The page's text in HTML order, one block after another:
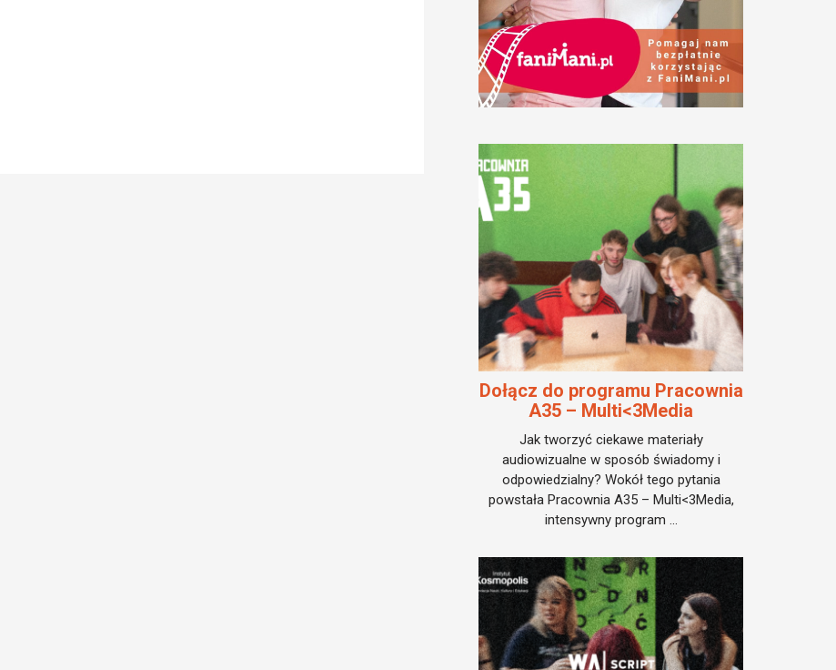
Dołącz do programu Pracownia
A35 – Multi<3Media
Jak tworzyć ciekawe materiały
audiowizualne w sposób świadomy i
odpowiedzialny? Wokół tego pytania
powstała Pracownia A35 – Multi<3Media,
intensywny program ...